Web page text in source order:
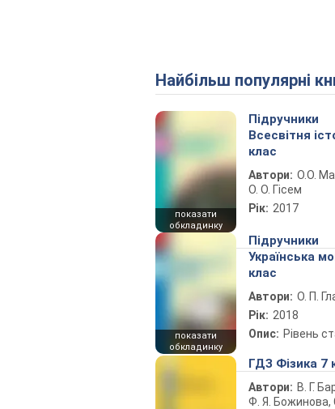
Найбільш популярні
показати
обкладинку
Підручники
Всесвітня
клас
Автори: О.О.
О. О. Гісем
Рік: 2017
показати
обкладинку
Підручники
Українська
клас
Автори: О. П.
Рік: 2018
Опис: Рівень
ГДЗ Фізика 7
Автори: В. Г.
Ф. Я. Божинова,